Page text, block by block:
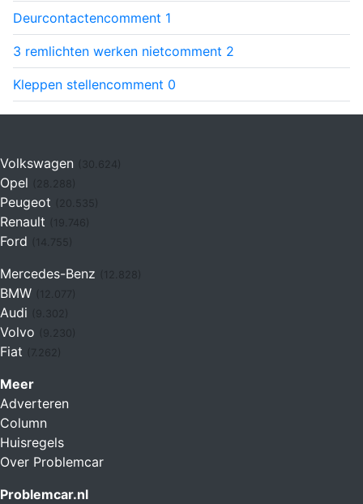
Deurcontactencomment 1
3 remlichten werken nietcomment 2
Kleppen stellencomment 0
Volkswagen (30.624)
Opel
Peugeot
Renault (19.746)
Ford (14.755)
Mercedes-Benz
BMW
Audi
Volvo
Fiat (7.262)
Meer
Adverteren
Column
Huisregels
Over Problemcar
Problemcar.nl